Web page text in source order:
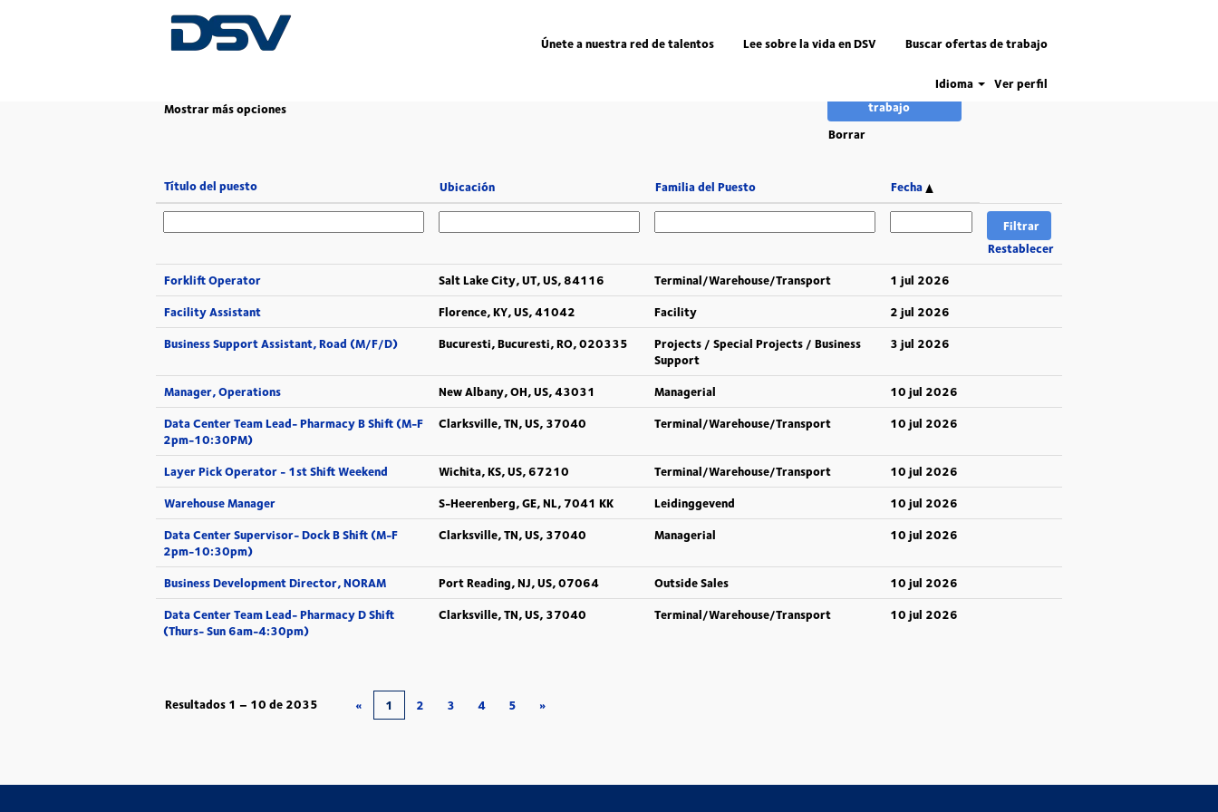
Únete a nuestra red de talentos Lee sobre la vida en DSV Buscar ofertas de trabajo
Idioma Ver perfil
Inicio |en DSV(página
actual)
Mostrar más opciones
Borrar
Título del puesto Ubicación Familia del Puesto Fecha
Restablecer
Forklift Operator
Salt Lake City, UT, US, 84116 Terminal/Warehouse/Transport
1 jul 2026
Facility Assistant
Florence, KY, US, 41042 Facility
2 jul 2026
Business Support Assistant, Road (M/F/D)
Bucuresti, Bucuresti, RO, 020335
Projects / Special Projects / Business
Support
3 jul 2026
Manager, Operations New Albany, OH, US, 43031 Managerial
10 jul 2026
Data Center Team Lead- Pharmacy B Shift (M-F
2pm-10:30PM)
Clarksville, TN, US, 37040 Terminal/Warehouse/Transport 10 jul 2026
Layer Pick Operator - 1st Shift Weekend Wichita, KS, US, 67210 Terminal/Warehouse/Transport
10 jul 2026
Warehouse Manager
S-Heerenberg, GE, NL, 7041 KK Leidinggevend
10 jul 2026
Data Center Supervisor- Dock B Shift (M-F
2pm-10:30pm)
Clarksville, TN, US, 37040 Managerial 10 jul 2026
Business Development Director, NORAM Port Reading, NJ, US, 07064 Outside Sales
10 jul 2026
Data Center Team Lead- Pharmacy D Shift
(Thurs- Sun 6am-4:30pm)
Clarksville, TN, US, 37040 Terminal/Warehouse/Transport 10 jul 2026
Resultados 1 – 10 de 2035 « 1 2 3 4 5 »